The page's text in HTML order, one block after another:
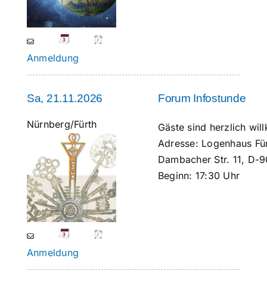
Anmeldung
Sa, 21.11.2026
Nürnberg/Fürth
Anmeldung
Forum Infostunde
Gäste sind herzlich
Adresse: Logenhaus
Dambacher Str. 11, D-
Beginn: 17:30 Uhr